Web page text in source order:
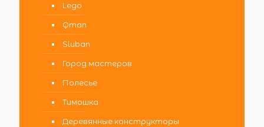
Lego
Qman
Sluban
Город мастеров
Полесье
Тимошка
Деревянные конструкторы